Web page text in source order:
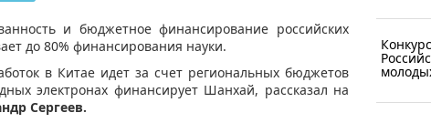
и бюджетное финансирование российских
до 80% финансирования науки.
в Китае идет за счет региональных бюджетов
электронах финансирует Шанхай, рассказал на
Сергеев.